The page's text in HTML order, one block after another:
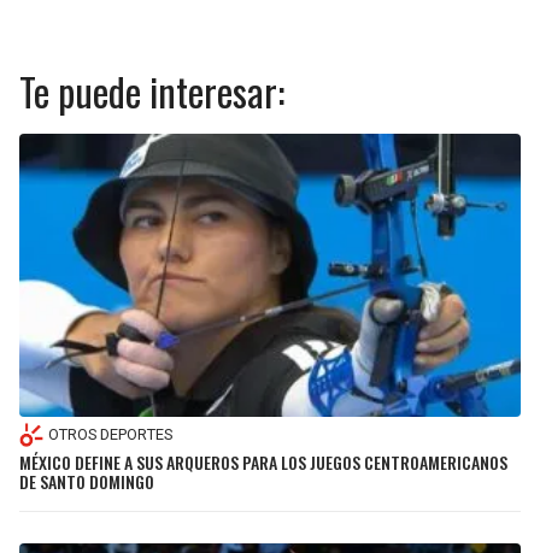
Te puede interesar:
OTROS DEPORTES
MÉXICO DEFINE A SUS ARQUEROS PARA LOS JUEGOS CENTROAMERICANOS
DE SANTO DOMINGO